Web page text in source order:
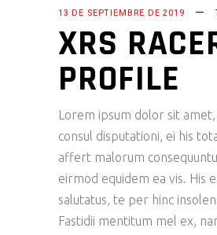
13 DE SEPTIEMBRE DE 2019
XRS
PROFILE
Lorem ipsum dolor sit
consul disputationi, ei his
affert malorum
eirmod equidem ea vis. His
salutatus, te per hinc
Fastidii mentitum mel ex,